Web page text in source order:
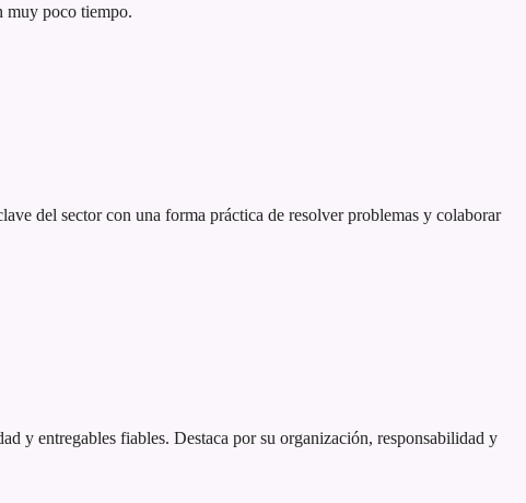
muy poco tiempo.
del sector con una forma práctica de resolver problemas y colaborar
y entregables fiables. Destaca por su organización, responsabilidad y